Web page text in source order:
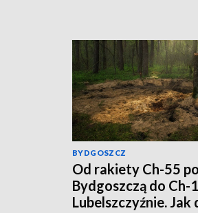
BYDGOSZCZ
Od rakiety Ch-55
Bydgoszczą do Ch-
Lubelszczyźnie. Jak